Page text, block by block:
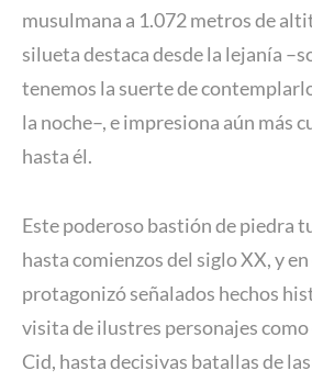
musulmana a 1.072 metros de
silueta destaca desde la lejanía
tenemos la suerte de
la noche–, e impresiona aún más
hasta él.
Este poderoso bastión de piedra
hasta comienzos del siglo XX, y
protagonizó señalados hechos
visita de ilustres personajes como
Cid, hasta decisivas batallas de